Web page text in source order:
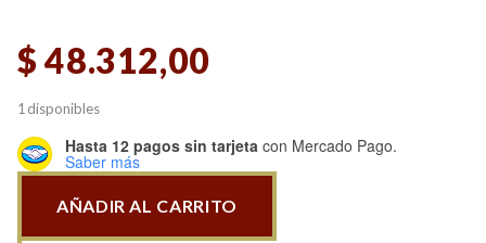
$48.312,00
1 disponibles
Hasta 12 pagos sin tarjeta con Mercado Pago.
Saber más
AÑADIR AL CARRITO